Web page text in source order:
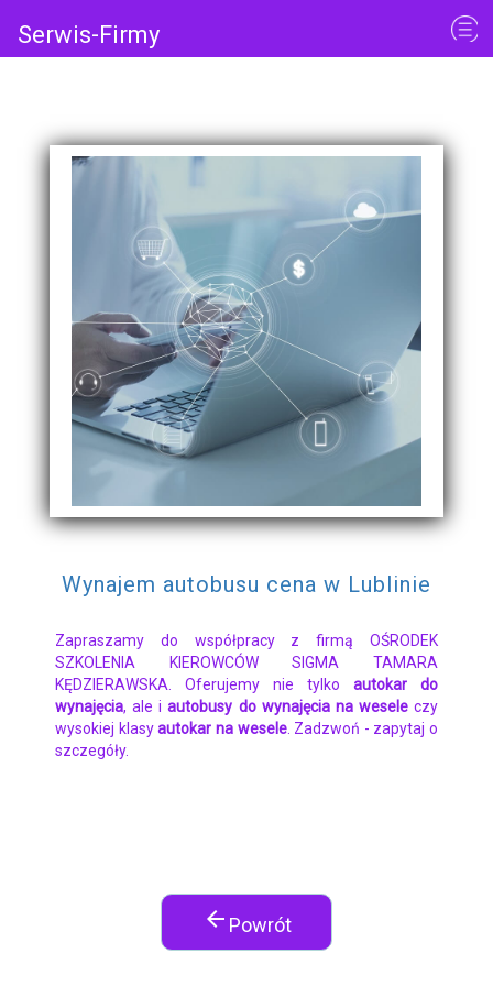
Serwis-Firmy
Wynajem autobusu cena w Lublinie
Zapraszamy do współpracy z firmą OŚRODEK
SZKOLENIA KIEROWCÓW SIGMA TAMARA
KĘDZIERAWSKA. Oferujemy nie tylko autokar do
wynajęcia, ale iautobusy do wynajęcia na weseleczy
wysokiej klasyautokar na wesele. Zadzwoń - zapytaj o
szczegóły.
arrow_back Powrót